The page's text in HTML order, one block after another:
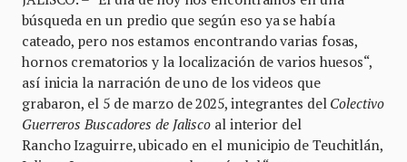
búsqueda en un predio que según eso ya se había
cateado, pero nos estamos encontrando varias fosas,
hornos crematorios y la localización de varios huesos“,
así inicia la narración de uno de los videos que
grabaron, el 5 de marzo de 2025, integrantes del Colectivo
Guerreros Buscadores de Jalisco al interior del
Rancho Izaguirre, ubicado en el municipio de Teuchitlán,